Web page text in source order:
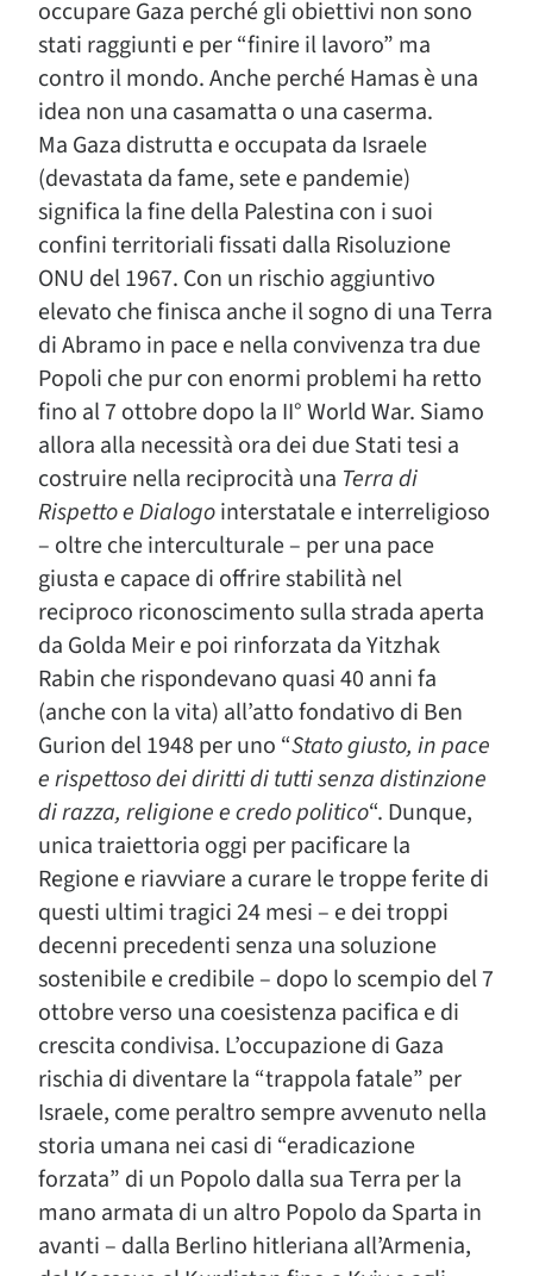
occupare Gaza perché gli obiettivi non sono
stati raggiunti e per “finire il lavoro” ma
contro il mondo. Anche perché Hamas è una
idea non una casamatta o una caserma.
Ma Gaza distrutta e occupata da Israele
(devastata da fame, sete e pandemie)
significa la fine della Palestina con i suoi
confini territoriali fissati dalla Risoluzione
ONU del 1967. Con un rischio aggiuntivo
elevato che finisca anche il sogno di una Terra
di Abramo in pace e nella convivenza tra due
Popoli che pur con enormi problemi ha retto
fino al 7 ottobre dopo la II° World War. Siamo
allora alla necessità ora dei due Stati tesi a
costruire nella reciprocità una Terra di
Rispetto e Dialogointerstatale e interreligioso
– oltre che interculturale – per una pace
giusta e capace di offrire stabilità nel
reciproco riconoscimento sulla strada aperta
da Golda Meir e poi rinforzata da Yitzhak
Rabin che rispondevano quasi 40 anni fa
(anche con la vita) all’atto fondativo di Ben
Gurion del 1948 per uno “Stato giusto, in pace
e rispettoso dei diritti di tutti senza distinzione
di razza, religione e credo politico“. Dunque,
unica traiettoria oggi per pacificare la
Regione e riavviare a curare le troppe ferite di
questi ultimi tragici 24 mesi – e dei troppi
decenni precedenti senza una soluzione
sostenibile e credibile – dopo lo scempio del 7
ottobre verso una coesistenza pacifica e di
crescita condivisa. L’occupazione di Gaza
rischia di diventare la “trappola fatale” per
Israele, come peraltro sempre avvenuto nella
storia umana nei casi di “eradicazione
forzata” di un Popolo dalla sua Terra per la
mano armata di un altro Popolo da Sparta in
avanti – dalla Berlino hitleriana all’Armenia,